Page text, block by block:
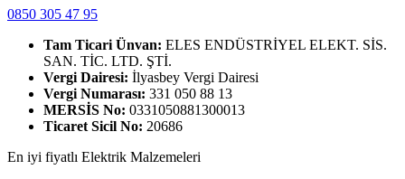
0850 305 47 95
Tam Ticari Ünvan: ELES ENDÜSTRİYEL ELEKT. SİS.
SAN. TİC. LTD. ŞTİ.
Vergi Dairesi: İlyasbey Vergi Dairesi
Vergi Numarası: 331 050 88 13
MERSİS No: 0331050881300013
Ticaret Sicil No: 20686
En iyi fiyatlı Elektrik Malzemeleri